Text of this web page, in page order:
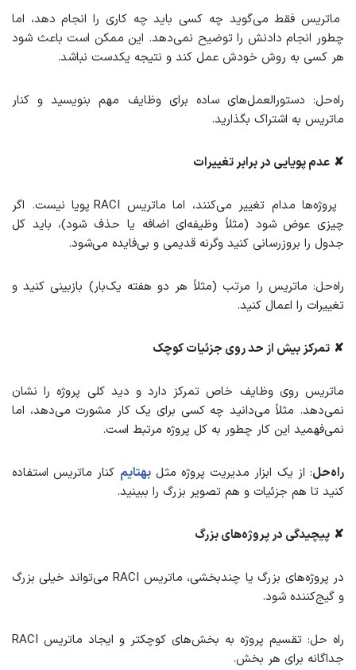
ماتریس فقط می‌گوید چه کسی باید چه کاری را انجام دهد، اما
چطور انجام دادنش را توضیح نمی‌دهد. این ممکن است باعث شود
هر کسی به روش خودش عمل کند و نتیجه یکدست نباشد.
راه‌حل: دستورالعمل‌های ساده برای وظایف مهم بنویسید و کنار
ماتریس به اشتراک بگذارید.
✘ عدم پویایی در برابر تغییرات
پروژه‌ها مدام تغییر می‌کنند، اما ماتریس RACI پویا نیست. اگر
چیزی عوض شود (مثلاً وظیفه‌ای اضافه یا حذف شود)، باید کل
جدول را بروزرسانی کنید وگرنه قدیمی و بی‌فایده می‌شود.
راه‌حل: ماتریس را مرتب (مثلاً هر دو هفته یک‌بار) بازبینی کنید و
تغییرات را اعمال کنید.
✘ تمرکز بیش از حد روی جزئیات کوچک
ماتریس روی وظایف خاص تمرکز دارد و دید کلی پروژه را نشان
نمی‌دهد. مثلاً می‌دانید چه کسی برای یک کار مشورت می‌دهد، اما
نمی‌فهمید این کار چطور به کل پروژه مرتبط است.
راه‌حل: از یک ابزار مدیریت پروژه مثلبهتایم کنار ماتریس استفاده
کنید تا هم جزئیات و هم تصویر بزرگ را ببینید.
✘ پیچیدگی در پروژه‌های بزرگ
در پروژه‌های بزرگ یا چندبخشی، ماتریس RACI می‌تواند خیلی بزرگ
و گیج‌کننده شود.
راه حل: تقسیم پروژه به بخش‌های کوچکتر و ایجاد ماتریس RACI
جداگانه برای هر بخش.